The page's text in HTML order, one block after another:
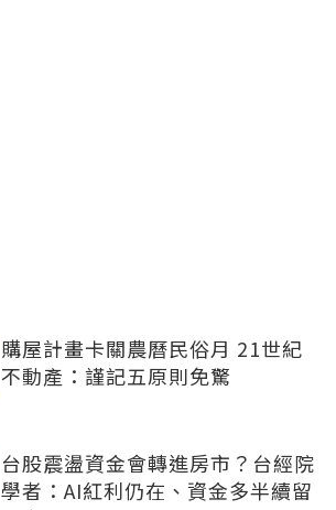
購屋計畫卡關農曆民俗月 21世紀
不動產：謹記五原則免驚
台股震盪資金會轉進房市？台經院
學者：AI紅利仍在、資金多半續留